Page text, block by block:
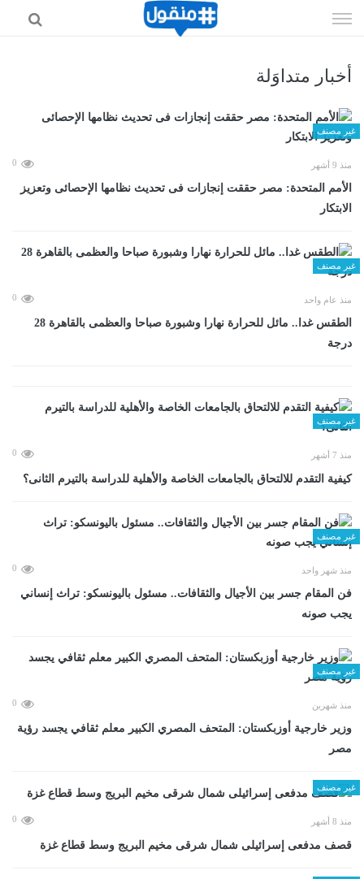
الى
أخبار متداوَلة
غير مصنف
منذ 9 أشهر 0
الأمم المتحدة: مصر حققت إنجازات فى تحديث نظامها الإحصائى وتعزيز
الابتكار
غير مصنف
منذ عام واحد 0
الطقس غدا.. مائل للحرارة نهارا وشبورة صباحا والعظمى بالقاهرة 28
درجة
غير مصنف
منذ 7 أشهر 0
كيفية التقدم للالتحاق بالجامعات الخاصة والأهلية للدراسة بالتيرم الثانى؟
غير مصنف
منذ شهر واحد 0
فن المقام جسر بين الأجيال والثقافات.. مسئول باليونسكو: تراث إنساني
يجب صونه
غير مصنف
منذ شهرين 0
وزير خارجية أوزبكستان: المتحف المصري الكبير معلم ثقافي يجسد رؤية
مصر
غير مصنف
منذ 8 أشهر 0
قصف مدفعى إسرائيلى شمال شرقى مخيم البريج وسط قطاع غزة